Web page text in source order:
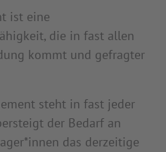
ist eine
die in fast allen
kommt und gefragter
steht in fast jeder
der Bedarf an
das derzeitige